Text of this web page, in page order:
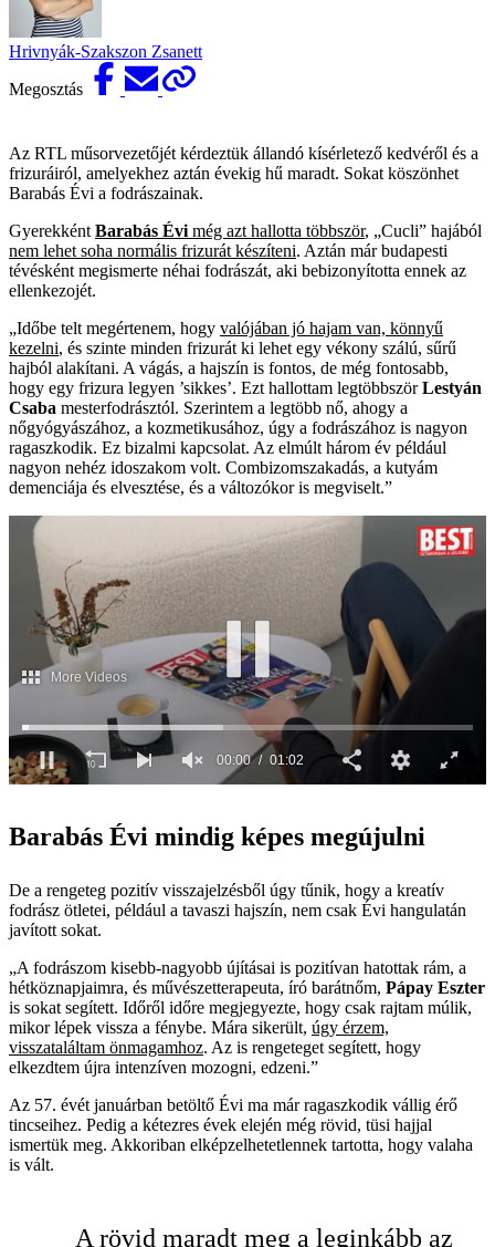
Hrivnyák-Szakszon Zsanett
Megosztás
Az RTL műsorvezetőjét kérdeztük állandó kísérletező kedvéről és a
frizuráiról, amelyekhez aztán évekig hű maradt. Sokat köszönhet
Barabás Évi a fodrászainak.
Gyerekként Barabás Évi még azt hallotta többször, „Cucli” hajából
nem lehet soha normális frizurát készíteni. Aztán már budapesti
tévésként megismerte néhai fodrászát, aki bebizonyította ennek az
ellenkezojét.
„Időbe telt megértenem, hogy valójában jó hajam van, könnyű
kezelni, és szinte minden frizurát ki lehet egy vékony szálú, sűrű
hajból alakítani. A vágás, a hajszín is fontos, de még fontosabb,
hogy egy frizura legyen ’sikkes’. Ezt hallottam legtöbbszörLestyán
Csaba mesterfodrásztól. Szerintem a legtöbb nő, ahogy a
nőgyógyászához, a kozmetikusához, úgy a fodrászához is nagyon
ragaszkodik. Ez bizalmi kapcsolat. Az elmúlt három év például
nagyon nehéz idoszakom volt. Combizomszakadás, a kutyám
demenciája és elvesztése, és a változókor is megviselt.”
of
1
2
seconds
00:01 01:02
Barabás Évi mindig képes megújulni
De a rengeteg pozitív visszajelzésből úgy tűnik, hogy a kreatív
fodrász ötletei, például a tavaszi hajszín, nem csak Évi hangulatán
javított sokat.
„A fodrászom kisebb-nagyobb újításai is pozitívan hatottak rám, a
hétköznapjaimra, és művészetterapeuta, író barátnőm, Pápay Eszter
is sokat segített. Időről időre megjegyezte, hogy csak rajtam múlik,
mikor lépek vissza a fénybe. Mára sikerült, úgy érzem,
visszataláltam önmagamhoz. Az is rengeteget segített, hogy
elkezdtem újra intenzíven mozogni, edzeni.”
Az 57. évét januárban betöltő Évi ma már ragaszkodik vállig érő
tincseihez. Pedig a kétezres évek elején még rövid, tüsi hajjal
ismertük meg. Akkoriban elképzelhetetlennek tartotta, hogy valaha
is vált.
A rövid maradt meg a leginkább az